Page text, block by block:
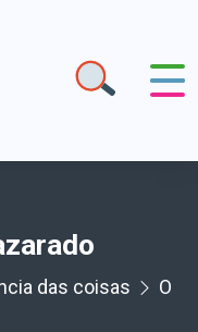
das coisas
O